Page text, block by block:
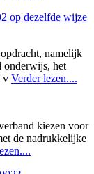
op dezelfde wijze
namelijk
onderwijs, het
v Verder lezen....
kiezen voor
de nadrukkelijke